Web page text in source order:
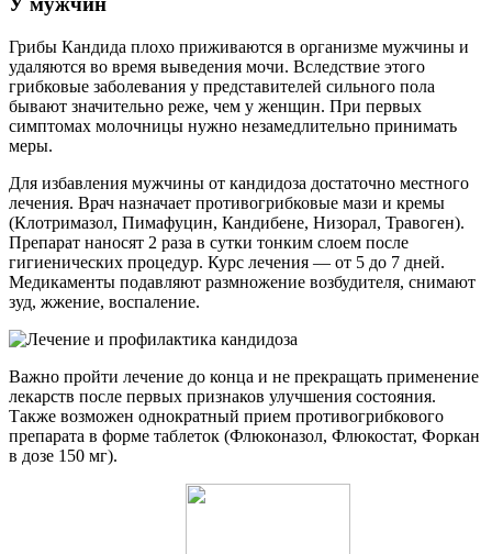
Грибы Кандида плохо приживаются в организме мужчины и
удаляются во время выведения мочи. Вследствие этого
грибковые заболевания у представителей сильного пола
бывают значительно реже, чем у женщин. При первых
симптомах молочницы нужно незамедлительно принимать
меры.
Для избавления мужчины от кандидоза достаточно местного
лечения. Врач назначает противогрибковые мази и кремы
(Клотримазол, Пимафуцин, Кандибене, Низорал, Травоген).
Препарат наносят 2 раза в сутки тонким слоем после
гигиенических процедур. Курс лечения — от 5 до 7 дней.
Медикаменты подавляют размножение возбудителя, снимают
зуд, жжение, воспаление.
Важно пройти лечение до конца и не прекращать применение
лекарств после первых признаков улучшения состояния.
Также возможен однократный прием противогрибкового
препарата в форме таблеток (Флюконазол, Флюкостат, Форкан
в дозе 150 мг).